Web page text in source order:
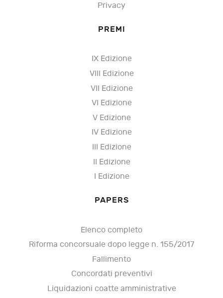
Privacy
PREMI
IX Edizione
VIII Edizione
VII Edizione
VI Edizione
V Edizione
IV Edizione
III Edizione
II Edizione
I Edizione
PAPERS
Elenco completo
Riforma concorsuale dopo legge n. 155/2017
Fallimento
Concordati preventivi
Liquidazioni coatte amministrative